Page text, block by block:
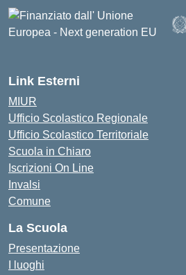
Link Esterni
MIUR
Ufficio Scolastico Regionale
Ufficio Scolastico Territoriale
Scuola in Chiaro
Iscrizioni On Line
Invalsi
Comune
La Scuola
Presentazione
I luoghi